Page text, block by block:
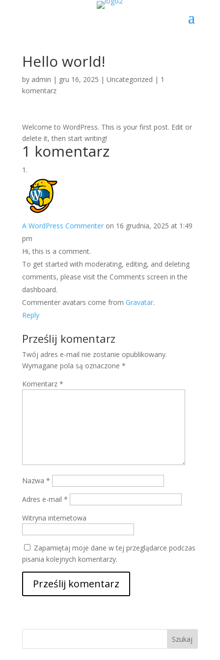
Hello world!
by admin | gru 16, 2025 | Uncategorized | 1
komentarz
Welcome to WordPress. This is your first post. Edit or
delete it, then start writing!
1 komentarz
A WordPress Commenter on 16 grudnia, 2025 at 1:49
pm
Hi, this is a comment.
To get started with moderating, editing, and deleting
comments, please visit the Comments screen in the
dashboard.
Commenter avatars come from Gravatar.
Reply
Prześlij komentarz
Twój adres e-mail nie zostanie opublikowany.
Wymagane pola są oznaczone *
Komentarz *
Nazwa *
Adres e-mail *
Witryna internetowa
Zapamiętaj moje dane w tej przeglądarce podczas
pisania kolejnych komentarzy.
Szukaj